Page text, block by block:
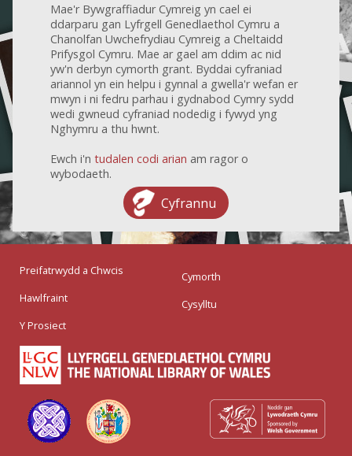
Mae'r Bywgraffiadur Cymreig yn cael ei
ddarparu gan Lyfrgell Genedlaethol Cymru a
Chanolfan Uwchefrydiau Cymreig a Cheltaidd
Prifysgol Cymru. Mae ar gael am ddim ac nid
yw'n derbyn cymorth grant. Byddai cyfraniad
ariannol yn ein helpu i gynnal a gwella'r wefan er
mwyn i ni fedru parhau i gydnabod Cymry sydd
wedi gwneud cyfraniad nodedig i fywyd yng
Nghymru a thu hwnt.
Ewch i'n tudalen codi arian am ragor o
wybodaeth.
Cyfrannu
Preifatrwydd a Chwcis
Hawlfraint
Y Prosiect
Cymorth
Cysylltu